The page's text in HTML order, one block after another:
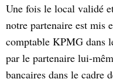
Une fois le local validé
notre partenaire est mis
comptable KPMG dans
par le partenaire lui-
bancaires dans le cadre